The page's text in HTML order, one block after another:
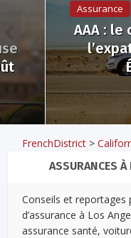
Assurance
AAA : le
FrenchDistrict >
ASSURANCES
Conseils et
d’assurance à Los
assurance santé,